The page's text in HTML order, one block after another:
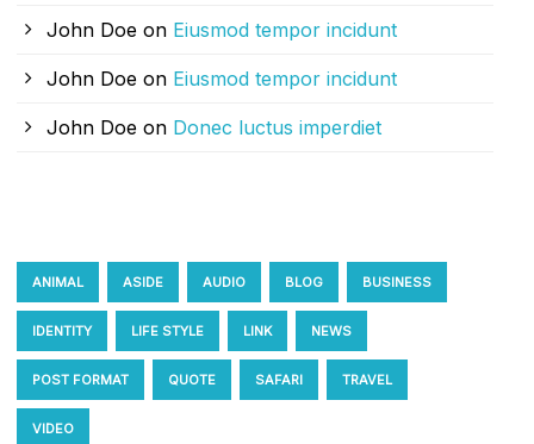
John Doe on Eiusmod tempor incidunt
John Doe on Eiusmod tempor incidunt
John Doe on Donec luctus imperdiet
ANIMAL ASIDE AUDIO BLOG BUSINESS
IDENTITY LIFE STYLE LINK NEWS
POST FORMAT QUOTE SAFARI TRAVEL
VIDEO